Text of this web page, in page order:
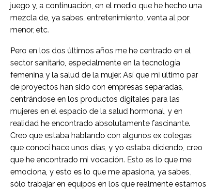
juego y, a continuación, en el medio que he hecho una
mezcla de, ya sabes, entretenimiento, venta al por
menor, etc.
Pero en los dos últimos años me he centrado en el
sector sanitario, especialmente en la tecnología
femenina y la salud de la mujer. Así que mi último par
de proyectos han sido con empresas separadas,
centrándose en los productos digitales para las
mujeres en el espacio de la salud hormonal, y en
realidad he encontrado absolutamente fascinante.
Creo que estaba hablando con algunos ex colegas
que conocí hace unos días, y yo estaba diciendo, creo
que he encontrado mi vocación. Esto es lo que me
emociona, y esto es lo que me apasiona, ya sabes,
sólo trabajar en equipos en los que realmente estamos